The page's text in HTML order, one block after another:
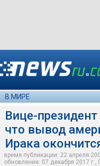
В МИРЕ
Вице-
что вывод
Ирака
время публикации: 22 апреля
обновление: 07 декабря 2017 г.,